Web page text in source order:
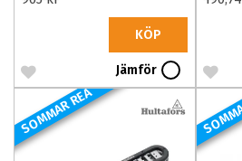
KÖP
Jämför
SOMMAR REA